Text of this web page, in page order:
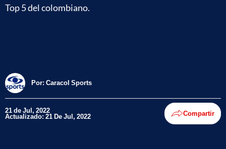
Top 5 del colombiano.
Por: Caracol Sports
21 de Jul, 2022
Actualizado: 21 De Jul, 2022 Compartir